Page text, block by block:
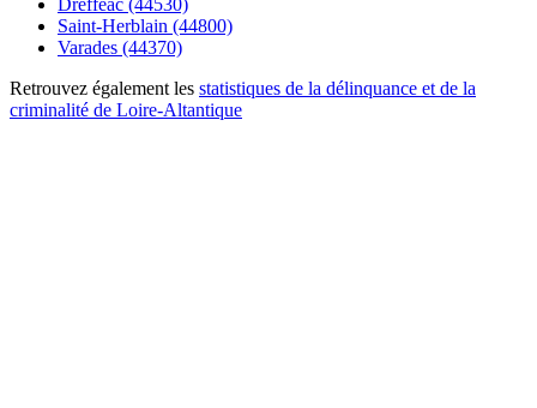
Saint-Herblain (44800)
Varades (44370)
Retrouvez également les statistiques de la délinquance et de la
criminalité de Loire-Altantique